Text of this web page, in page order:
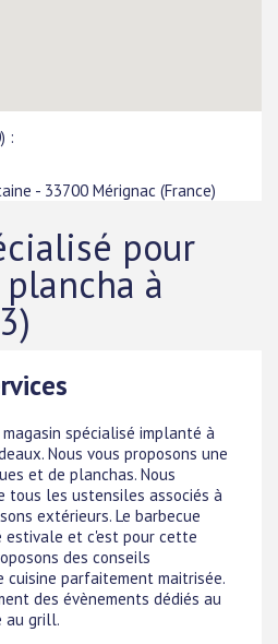
:
- 33700 Mérignac (France)
pour
à
spécialisé implanté à
Nous vous proposons une
et de planchas. Nous
tous les ustensiles associés à
extérieurs. Le barbecue
estivale et c'est pour cette
des conseils
cuisine parfaitement maitrisée.
des évènements dédiés au
au grill.